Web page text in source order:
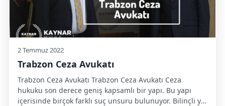
2 Temmuz 2022
Trabzon Ceza Avukatı
Trabzon Ceza Avukatı Trabzon Ceza Avukatı Ceza
hukuku son derece geniş kapsamlı bir yapı. Bu yapı
içerisinde birçok farklı suç unsuru bulunuyor. Bilinçli ya